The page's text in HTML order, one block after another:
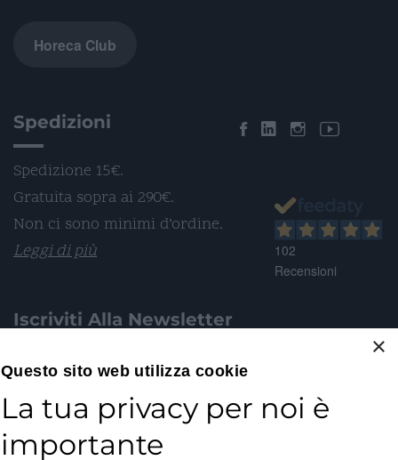
Horeca Club
Spedizioni
Spedizione 15€.
Gratuita sopra ai 290€.
Non ci sono minimi d’ordine.
Leggi di più
Iscriviti Alla Newsletter
Email*
102
Recensioni
×
Questo sito web utilizza cookie
La tua privacy per noi è
importante